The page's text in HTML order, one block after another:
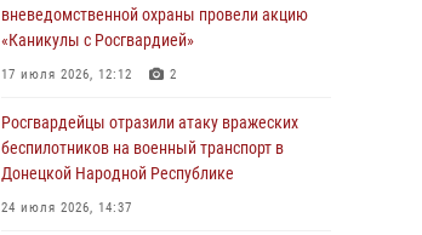
03 августа 2026, 13:43 1
Росгвардейцы обеспечили безопасность
03 августа 2026, 13:41 1
Росгвардия противодействует БПЛА ВСУ на
южном направлении (видео)
вневедомственной охраны провели акцию
«Каникулы с Росгвардией»
17 июля 2026, 12:12 2
Росгвардейцы отразили атаку вражеских
беспилотников на военный транспорт в
Донецкой Народной Республике
24 июля 2026, 14:37